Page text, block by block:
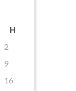
Н
2
9
16